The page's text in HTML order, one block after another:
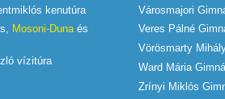
kenutúra
Mosoni-Dunaés
vízitúra
Városmajori
Veres Pálné
Vörösmarty
Ward Mária
Zrínyi Miklós